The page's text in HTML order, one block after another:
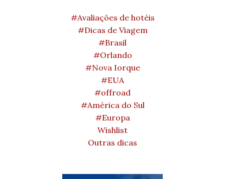
#Avaliações de hotéis
#Dicas de Viagem
#Brasil
#Orlando
#Nova Iorque
#EUA
#offroad
#América do Sul
#Europa
Wishlist
Outras dicas